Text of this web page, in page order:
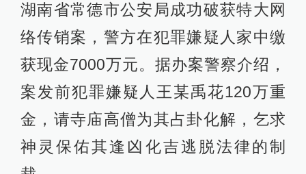
湖南省常德市公安局成功破获特大网
络传销案，警方在犯罪嫌疑人家中缴
获现金7000万元。据办案警察介绍，
案发前犯罪嫌疑人王某禹花120万重
金，请寺庙高僧为其占卦化解，乞求
神灵保佑其逢凶化吉逃脱法律的制